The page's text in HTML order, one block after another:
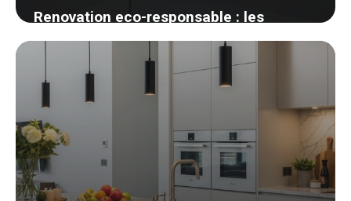
Renovation eco-responsable : les
materiaux biosources que j ai adoptes
27 mai 2026